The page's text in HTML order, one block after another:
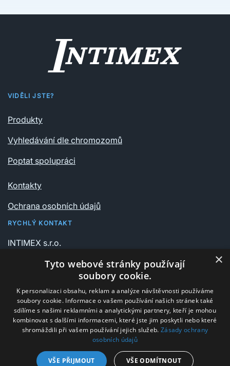
VIDĚLI JSTE?
Produkty
Vyhledávání dle chromozomů
Poptat spolupráci
Kontakty
Ochrana osobních údajů
RYCHLÝ KONTAKT
INTIMEX s.r.o.
735 06 Karviná – Nové Město
+420 596 311 612
intimex@post.cz
IČ 25908375
×
Tyto webové stránky používají
soubory cookie.
K personalizaci obsahu, reklam a analýze návštěvnosti používáme
soubory cookie. Informace o vašem používání našich stránek také
sdílíme s našimi reklamními a analytickými partnery, kteří je mohou
kombinovat s dalšími informacemi, které jste jim poskytli nebo které
shromáždili při vašem používání jejich služeb. Zásady ochrany
osobních údajů
VŠE PŘIJMOUT VŠE ODMÍTNOUT